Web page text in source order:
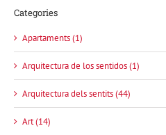
Categories
Apartaments (1)
Arquitectura de los sentidos (1)
Arquitectura dels sentits (44)
Art (14)